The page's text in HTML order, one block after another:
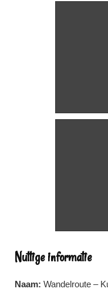
Nuttige informatie
Naam: Wandelroute –